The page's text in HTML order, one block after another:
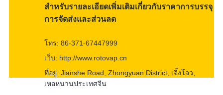
สำหรับรายละเอียดเพิ่มเติมเกี่ยวกับราคาการบรรจุ
การจัดส่งและส่วนลด
โทร: 86-371-67447999
เว็บ: http://www.rotovap.cn
ที่อยู่: Jianshe Road, Zhongyuan District, เจิ้งโจว,
เหอหนานประเทศจีน